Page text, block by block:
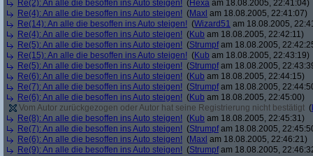
Re(2): An alle die besoffen ins Auto steigen! (Hexa am 18.08.2005, 22:41:04)
Re(4): An alle die besoffen ins Auto steigen! (Maxl am 18.08.2005, 22:41:07)
Re(14): An alle die besoffen ins Auto steigen! (Wizard51 am 18.08.2005,
Re(4): An alle die besoffen ins Auto steigen! (Kub am 18.08.2005, 22:42:11)
Re(5): An alle die besoffen ins Auto steigen! (Strumpfam 18.08.2005,
Re(15): An alle die besoffen ins Auto steigen! (Kub am 18.08.2005, 22:43:19)
Re(5): An alle die besoffen ins Auto steigen! (Strumpfam 18.08.2005,
Re(6): An alle die besoffen ins Auto steigen! (Kub am 18.08.2005, 22:44:15)
Re(7): An alle die besoffen ins Auto steigen! (Strumpfam 18.08.2005,
Re(6): An alle die besoffen ins Auto steigen! (Kub am 18.08.2005, 22:45:00)
Vom Autor zurückgezogen oder Autor hat seine Registrierung nicht bestätigt (
Re(8): An alle die besoffen ins Auto steigen! (Kub am 18.08.2005, 22:45:31)
Re(7): An alle die besoffen ins Auto steigen! (Strumpfam 18.08.2005,
Re(6): An alle die besoffen ins Auto steigen! (Maxl am 18.08.2005, 22:46:21)
Re(9): An alle die besoffen ins Auto steigen! (Strumpfam 18.08.2005,